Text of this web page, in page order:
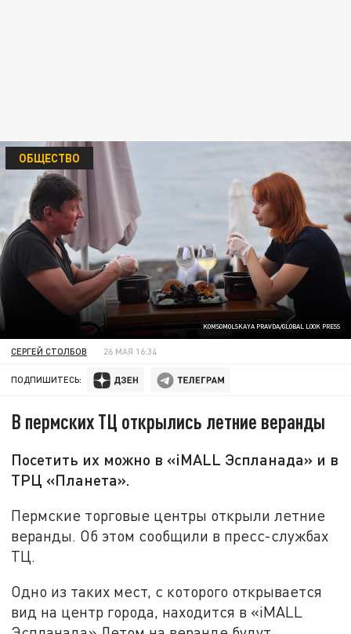
KOMSOMOLSKAYA PRAVDA/GLOBAL LOOK PRESS
ОБЩЕСТВО
СЕРГЕЙ СТОЛБОВ 26 МАЯ 16:34
ПОДПИШИТЕСЬ:
В пермских ТЦ открылись летние веранды
Посетить их можно в «iMALL Эспланада» и в
ТРЦ «Планета».
Пермские торговые центры открыли летние
веранды. Об этом сообщили в пресс-службах
ТЦ.
Одно из таких мест, с которого открывается
вид на центр города, находится в «iMALL